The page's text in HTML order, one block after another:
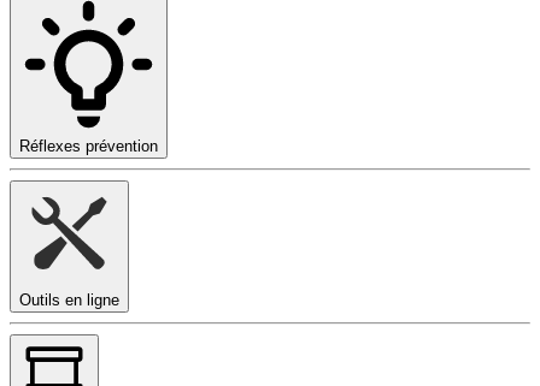
Réflexes prévention
Outils en ligne